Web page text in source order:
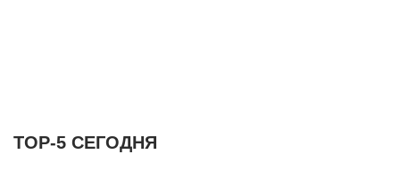
ТОР-5 СЕГОДНЯ